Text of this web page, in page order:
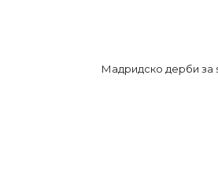
Мадридско дерби за